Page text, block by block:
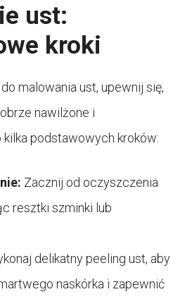
ust:
kroki
malowania ust, upewnij się,
nawilżone i
podstawowych kroków:
Zacznij od oczyszczenia
resztki szminki lub
delikatny peeling ust, aby
naskórka i zapewnić